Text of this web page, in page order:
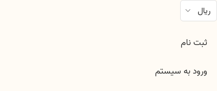
ثبت نام
ورود به سیستم